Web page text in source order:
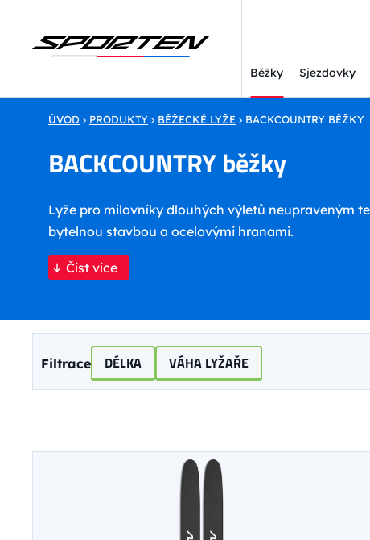
Běžky Sjezdovky
ÚVOD PRODUKTY BĚŽECKÉ LYŽE BACKCOUNTRY BĚŽKY
BACKCOUNTRY běžky
Lyže pro milovníky dlouhých výletů neupraveným
bytelnou stavbou a ocelovými hranami.
Číst více
Filtrace DÉLKA VÁHA LYŽAŘE